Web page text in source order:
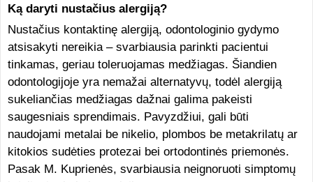
Ką daryti nustačius alergiją?
Nustačius kontaktinę alergiją, odontologinio gydymo
atsisakyti nereikia – svarbiausia parinkti pacientui
tinkamas, geriau toleruojamas medžiagas. Šiandien
odontologijoje yra nemažai alternatyvų, todėl alergiją
sukeliančias medžiagas dažnai galima pakeisti
saugesniais sprendimais. Pavyzdžiui, gali būti
naudojami metalai be nikelio, plombos be metakrilatų ar
kitokios sudėties protezai bei ortodontinės priemonės.
Pasak M. Kuprienės, svarbiausia neignoruoti simptomų